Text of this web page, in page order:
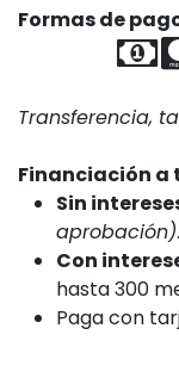
Formas de
Transferencia,
Financiación a
Sin
aprobación).
Con
hasta 300
Paga con